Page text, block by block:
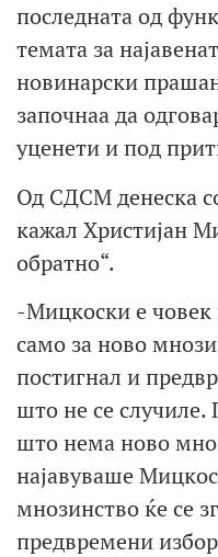
последната од
темата за
новинарски
започнаа да
уценети и под
Од СДСМ денеска
кажал Христијан
обратно“.
-Мицкоски е човек
само за ново
постигнал и
што не се
што нема ново
најавуваше
мнозинство ќе се
предвремени